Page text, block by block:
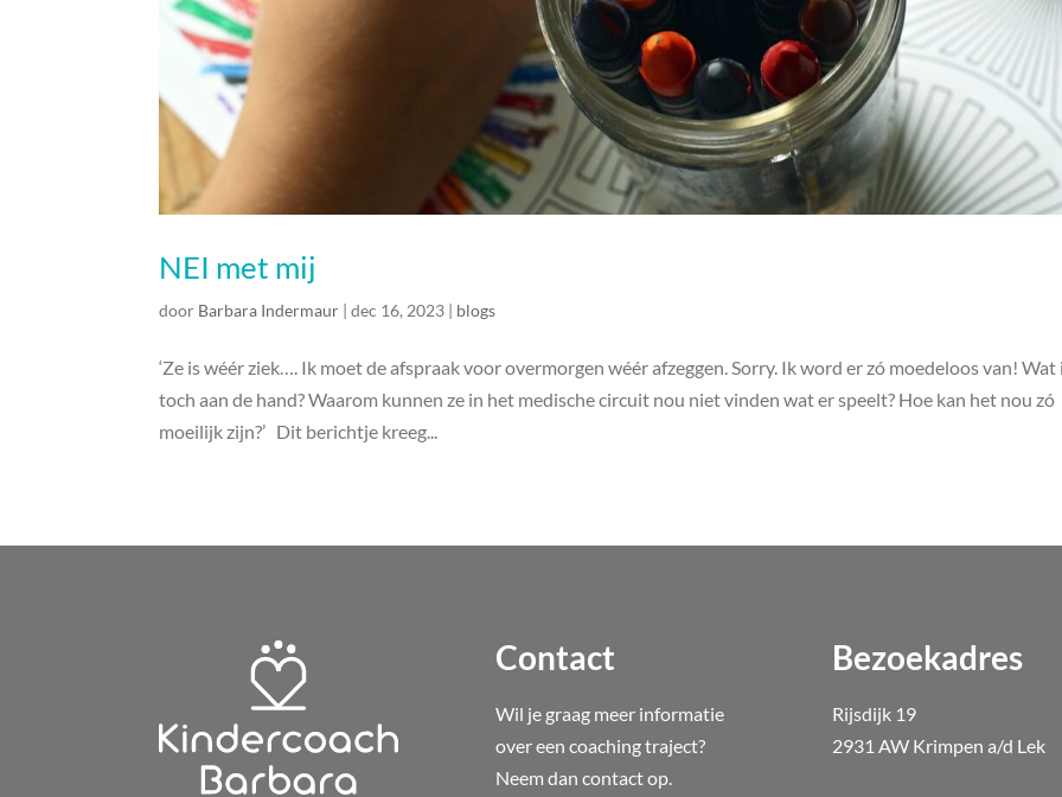
NEI met mij
door Barbara Indermaur |dec 16, 2023 | blogs
‘Ze is wéér ziek…. Ik moet de afspraak voor overmorgen wéér afzeggen. Sorry. Ik word er zó moedeloos van! Wat
toch aan de hand? Waarom kunnen ze in het medische circuit nou niet vinden wat er speelt? Hoe kan het nou zó
moeilijk zijn?’ Dit berichtje kreeg...
Contact
Wil je graag meer informatie
over een coaching traject?
Neem dan contact op.
Bezoekadres
Rijsdijk 19
2931 AW Krimpen a/d Lek